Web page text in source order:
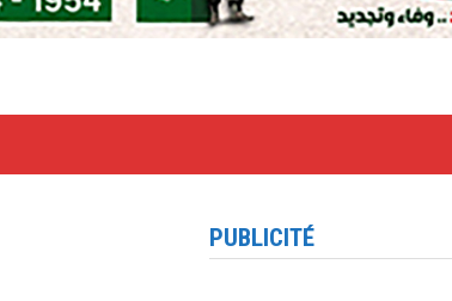
PUBLICITÉ